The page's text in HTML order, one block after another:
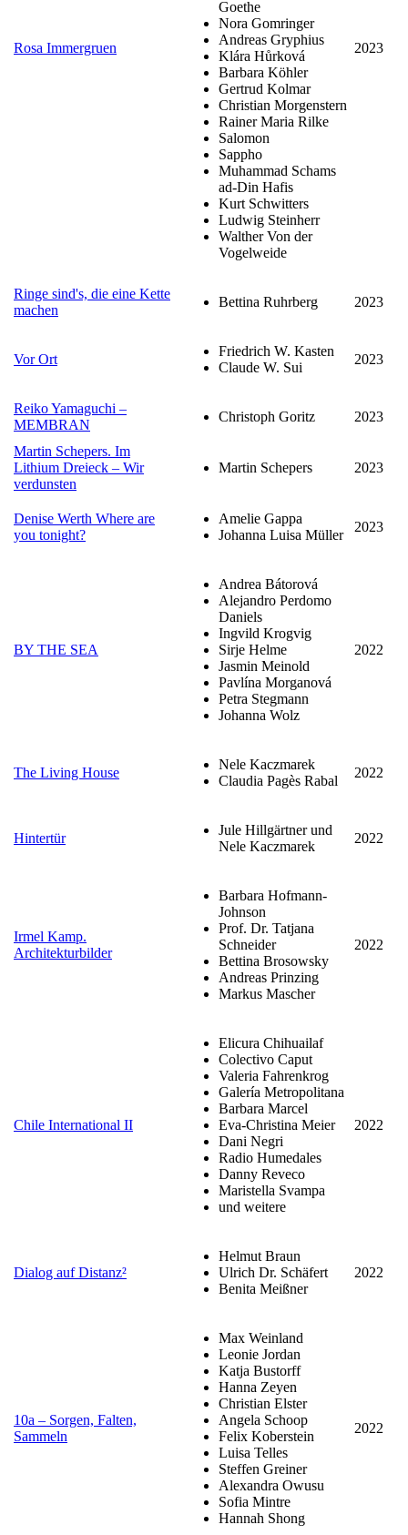
Rosa Immergruen
Goethe
Nora Gomringer
Andreas Gryphius
Klára Hůrková
Barbara Köhler
Gertrud Kolmar
Christian Morgenstern
Rainer Maria Rilke
Salomon
Sappho
Muhammad Schams
ad-Din Hafis
Kurt Schwitters
Ludwig Steinherr
Walther Von der
Vogelweide
2023
Ringe sind's, die eine Kette
machen
Bettina Ruhrberg 2023
Vor Ort
Friedrich W. Kasten
Claude W. Sui
2023
Reiko Yamaguchi –
MEMBRAN
Christoph Goritz 2023
Martin Schepers. Im
Lithium Dreieck – Wir
verdunsten
Martin Schepers 2023
Denise Werth Where are
you tonight?
Amelie Gappa
Johanna Luisa Müller
2023
BY THE SEA
Andrea Bátorová
Alejandro Perdomo
Daniels
Ingvild Krogvig
Sirje Helme
Jasmin Meinold
Pavlína Morganová
Petra Stegmann
Johanna Wolz
2022
The Living House
Nele Kaczmarek
Claudia Pagès Rabal
2022
Hintertür
Jule Hillgärtner und
Nele Kaczmarek
2022
Irmel Kamp.
Architekturbilder
Barbara Hofmann-
Johnson
Prof. Dr. Tatjana
Schneider
Bettina Brosowsky
Andreas Prinzing
Markus Mascher
2022
Chile International II
Elicura Chihuailaf
Colectivo Caput
Valeria Fahrenkrog
Galería Metropolitana
Barbara Marcel
Eva-Christina Meier
Dani Negri
Radio Humedales
Danny Reveco
Maristella Svampa
und weitere
2022
Dialog auf Distanz²
Helmut Braun
Ulrich Dr. Schäfert
Benita Meißner
2022
10a – Sorgen, Falten,
Sammeln
Max Weinland
Leonie Jordan
Katja Bustorff
Hanna Zeyen
Christian Elster
Angela Schoop
Felix Koberstein
Luisa Telles
Steffen Greiner
Alexandra Owusu
Sofia Mintre
Hannah Shong
2022